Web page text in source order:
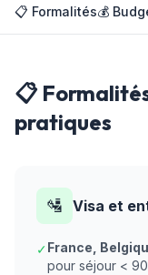
📋 Formalités💰
📋
pratiques
🛂 Visa et
✓France,
pour séjour <